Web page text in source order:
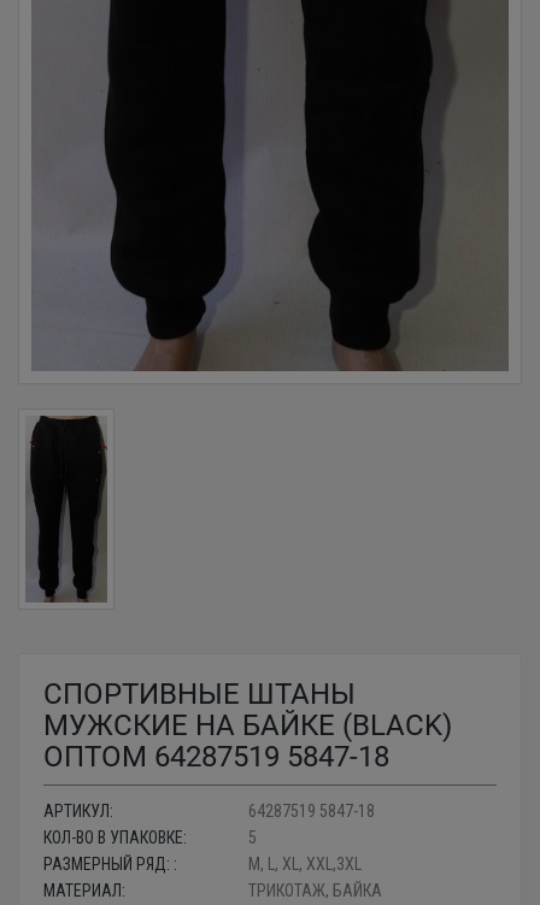
СПОРТИВНЫЕ ШТАНЫ
МУЖСКИЕ НА БАЙКЕ (BLACK)
ОПТОМ 64287519 5847-18
АРТИКУЛ:
64287519 5847-18
КОЛ-ВО В УПАКОВКЕ:
5
РАЗМЕРНЫЙ РЯД: :
M, L, XL, XXL,3XL
МАТЕРИАЛ:
ТРИКОТАЖ, БАЙКА